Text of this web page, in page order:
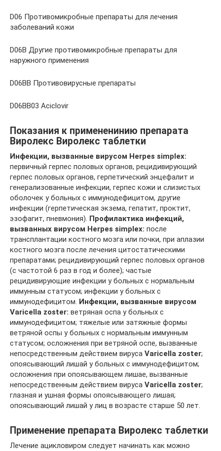
D06 Противомикробные препараты для лечения
заболеваний кожи
D06B Другие противомикробные препараты для
наружного применения
D06BB Противовирусные препараты
D06BB03 Aciclovir
Показания к примененинию препарата
Виролекс Виролекс таблетки
Инфекции, вызванные вирусом Herpes simplex:
первичный герпес половых органов, рецидивирующий
герпес половых органов, герпетический энцефалит и
генерализованные инфекции, герпес кожи и слизистых
оболочек у больных с иммунодефицитом, другие
инфекции (герпетическая экзема, гепатит, проктит,
эзофагит, пневмония). Профилактика инфекций,
вызванных вирусом Herpes simplex: после
трансплантации костного мозга или почки, при аплазии
костного мозга после лечения цитостатическими
препаратами; рецидивирующий герпес половых органов
(с частотой 6 раз в год и более); частые
рецидивирующие инфекции у больных с нормальным
иммунным статусом; инфекции у больных с
иммунодефицитом. Инфекции, вызванные вирусом
Varicella zoster: ветряная оспа у больных с
иммунодефицитом; тяжелые или затяжные формы
ветряной оспы у больных с нормальным иммунным
статусом; осложнения при ветряной оспе, вызванные
непосредственным действием вируса Varicella zoster;
опоясывающий лишай у больных с иммунодефицитом;
осложнения при опоясывающем лишае, вызванные
непосредственным действием вируса Varicella zoster;
глазная и ушная формы опоясывающего лишая;
опоясывающий лишай у лиц в возрасте старше 50 лет.
Применение препарата Виролекс таблетки
Лечение ацикловиром следует начинать как можно